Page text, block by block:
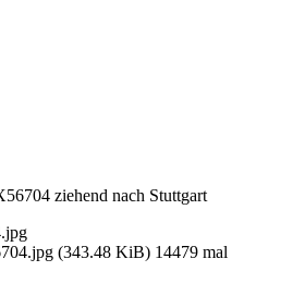
ziehend nach Stuttgart
(343.48 KiB) 14479 mal